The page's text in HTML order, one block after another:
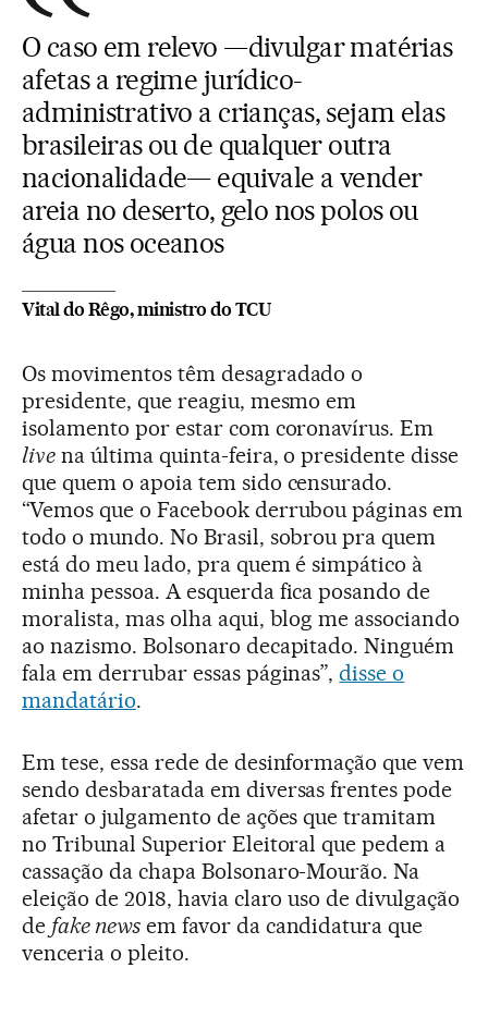
O caso em relevo —divulgar matérias
afetas a regime jurídico-
administrativo a crianças, sejam elas
brasileiras ou de qualquer outra
nacionalidade— equivale a vender
areia no deserto, gelo nos polos ou
água nos oceanos
Vital do Rêgo, ministro do TCU
Os movimentos têm desagradado o
presidente, que reagiu, mesmo em
isolamento por estar com coronavírus. Em
livena última quinta-feira, o presidente disse
que quem o apoia tem sido censurado.
“Vemos que o Facebook derrubou páginas em
todo o mundo. No Brasil, sobrou pra quem
está do meu lado, pra quem é simpático à
minha pessoa. A esquerda fica posando de
moralista, mas olha aqui, blog me associando
ao nazismo. Bolsonaro decapitado. Ninguém
fala em derrubar essas páginas”,disse o
mandatário.
Em tese, essa rede de desinformação que vem
sendo desbaratada em diversas frentes pode
afetar o julgamento de ações que tramitam
no Tribunal Superior Eleitoral que pedem a
cassação da chapa Bolsonaro-Mourão. Na
eleição de 2018, havia claro uso de divulgação
de fake newsem favor da candidatura que
venceria o pleito.